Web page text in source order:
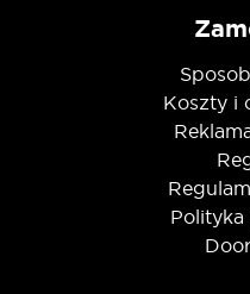
Koszty i